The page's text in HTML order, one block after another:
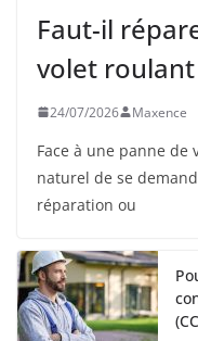
Faut-il
volet
24/07/2026 Maxence
Face à une panne
naturel de se
réparation ou